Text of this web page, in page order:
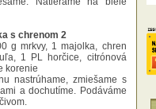
s chrenom 2
g mrkvy, 1 majolka, chren
1 PL horčice, citrónová
korenie
nastrúhame, zmiešame s
a dochutíme. Podáváme